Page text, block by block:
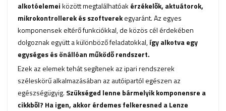
alkotóelemeiközött megtalálhatóak érzékelők, aktuátorok,
mikrokontrollerek és szoftverekegyaránt. Az egyes
komponensek eltérő funkciókkal, de közös cél érdekében
dolgoznak együtt a különböző feladatokkal,így alkotva egy
egységes és önállóan működő rendszert.
Ezek az elemek tehát segítenek az ipari rendszerek
széleskörű alkalmazásában az autóipartól egészen az
egészségügyig. Szükséged lenne bármelyik komponensre a
cikkből? Ha igen, akkor érdemes felkeresned aLenze